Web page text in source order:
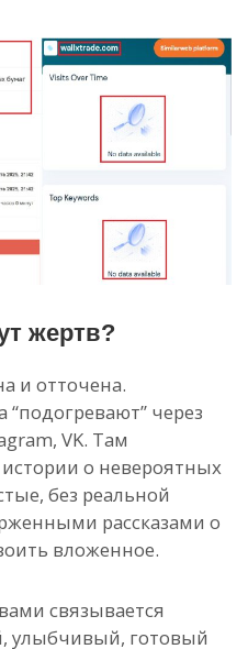
жертв?
и отточена.
через
VK. Там
о невероятных
без реальной
рассказами о
вложенное.
связывается
улыбчивый, готовый